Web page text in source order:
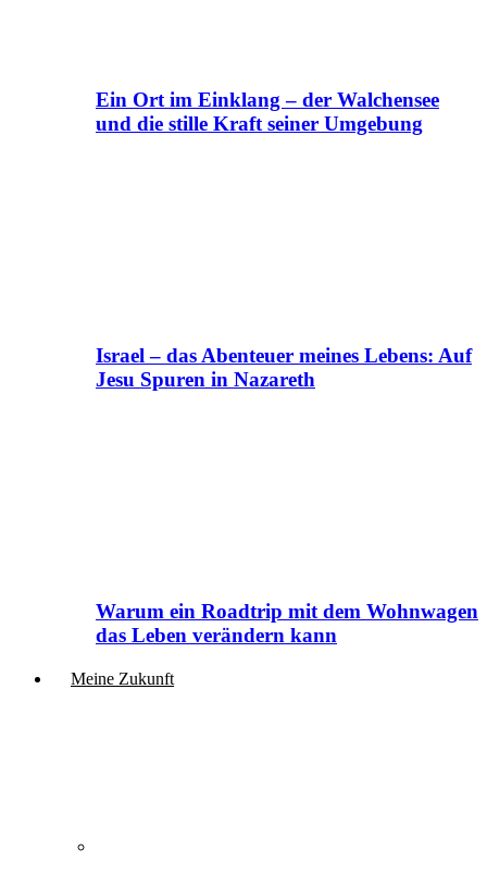
Ein Ort im Einklang – der Walchensee
und die stille Kraft seiner Umgebung
Israel – das Abenteuer meines Lebens: Auf
Jesu Spuren in Nazareth
Warum ein Roadtrip mit dem Wohnwagen
das Leben verändern kann
Meine Zukunft